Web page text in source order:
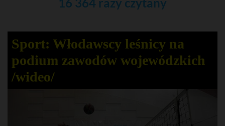
Sport: Włodawscy leśnicy na
podium zawodów wojewódzkich
/wideo/